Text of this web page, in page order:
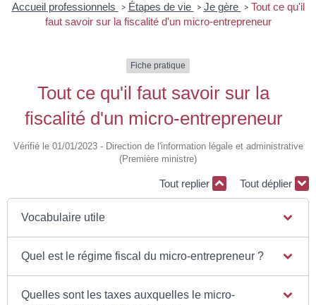
Accueil professionnels > Étapes de vie > Je gère > Tout ce qu'il
faut savoir sur la fiscalité d'un micro-entrepreneur
Fiche pratique
Tout ce qu'il faut savoir sur la
fiscalité d'un micro-entrepreneur
Vérifié le 01/01/2023 - Direction de l'information légale et administrative
(Première ministre)
Tout replier Tout déplier
Vocabulaire utile
Quel est le régime fiscal du micro-entrepreneur ?
Quelles sont les taxes auxquelles le micro-